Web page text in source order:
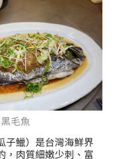
黑毛魚
子鱲）是台灣海鮮界
，肉質細嫩少刺、富